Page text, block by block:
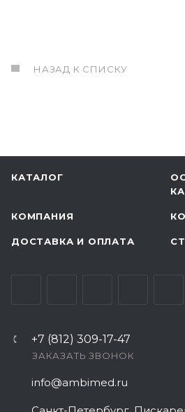
НАЗАД К СПИСКУ
КАТАЛОГ
КОМПАНИЯ
ДОСТАВКА И ОПЛАТА
+7 (812) 309-17-47
ЗАКАЗАТЬ ЗВОНОК
info@ambimed.ru